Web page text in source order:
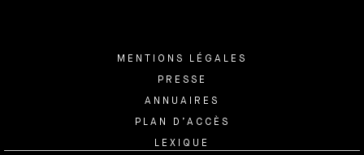
MENTIONS LÉGALES
PRESSE
ANNUAIRES
PLAN D’ACCÈS
LEXIQUE